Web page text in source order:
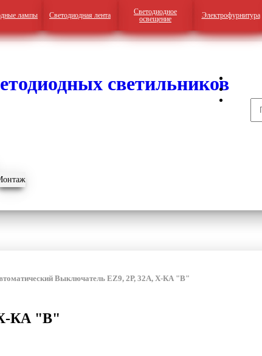
лампы Светодиодная лента
Светодиодное
освещение
Электрофурнитура
Выключатель EZ9, 2Р, 32А, Х-КА "В"
Х-КА "В"